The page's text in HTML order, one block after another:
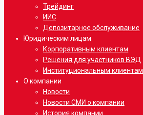
Трейдинг
ИИС
Депозитарное обслуживание
Юридическим лицам
Корпоративным клиентам
Решения для участников ВЭД
Институциональным клиентам
О компании
Новости
Новости СМИ о компании
История компании